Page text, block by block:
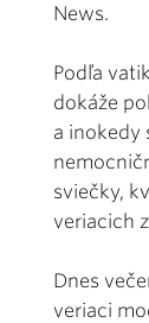
News.
Podľa
dokáže
a inokedy
sviečky,
veriacich
Dnes
veriaci